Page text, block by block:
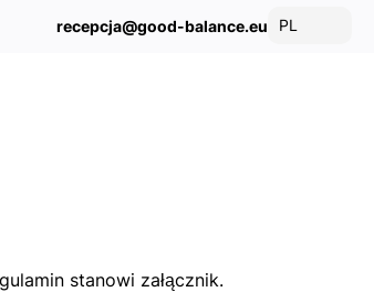
recepcja@good-balance.eu PL
stanowi załącznik.